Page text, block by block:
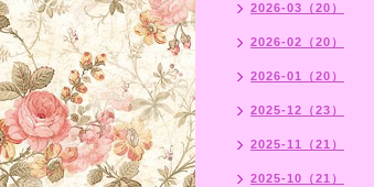
2026-03（20）
2026-02（20）
2026-01（20）
2025-12（23）
2025-11（21）
2025-10（21）